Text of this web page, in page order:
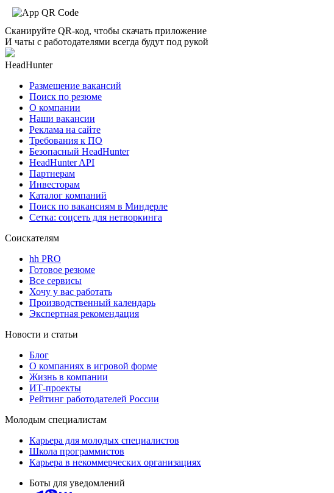
Сканируйте QR-код, чтобы скачать приложение
И чаты с работодателями всегда будут под рукой
HeadHunter
Размещение вакансий
Поиск по резюме
О компании
Наши вакансии
Реклама на сайте
Требования к ПО
Безопасный HeadHunter
HeadHunter API
Партнерам
Инвесторам
Каталог компаний
Поиск по вакансиям в Миндерле
Сетка: соцсеть для нетворкинга
Соискателям
hh PRO
Готовое резюме
Все сервисы
Хочу у вас работать
Производственный календарь
Экспертная рекомендация
Новости и статьи
Блог
О компаниях в игровой форме
Жизнь в компании
ИТ-проекты
Рейтинг работодателей России
Молодым специалистам
Карьера для молодых специалистов
Школа программистов
Карьера в некоммерческих организациях
Боты для уведомлений